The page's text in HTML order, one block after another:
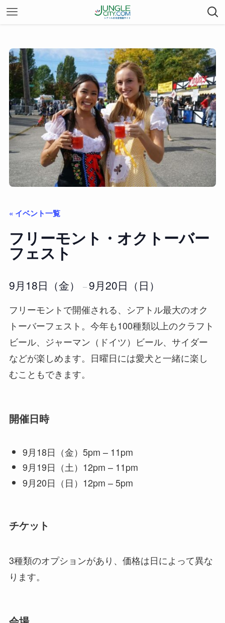
« イベント一覧
フリーモント・オクトーバー
フェスト
9月18日（金） –9月20日（日）
フリーモントで開催される、シアトル最大のオク
トーバーフェスト。今年も100種類以上のクラフト
ビール、ジャーマン（ドイツ）ビール、サイダー
などが楽しめます。日曜日には愛犬と一緒に楽し
むこともできます。
開催日時
9月18日（金）5pm – 11pm
9月19日（土）12pm – 11pm
9月20日（日）12pm – 5pm
チケット
3種類のオプションがあり、価格は日によって異な
ります。